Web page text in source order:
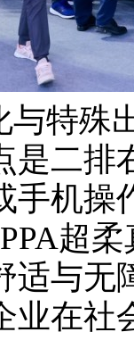
与特殊
是二排
手机操
超
适与无
业在社